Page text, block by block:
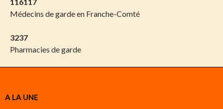
Médecins de garde en Franche-Comté
3237
Pharmacies de garde
A LA UNE